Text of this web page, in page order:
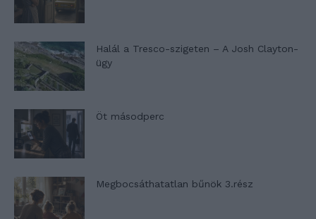
Halál a Tresco-szigeten – A Josh Clayton-
ügy
Öt másodperc
Megbocsáthatatlan bűnök 3.rész